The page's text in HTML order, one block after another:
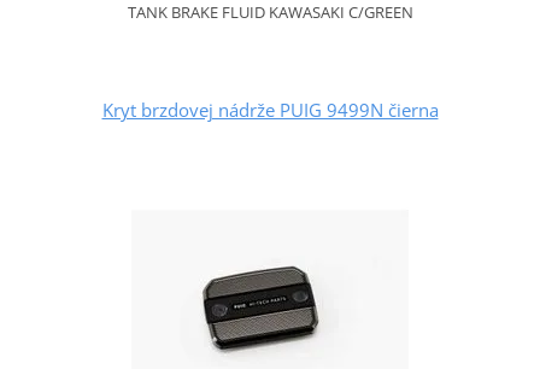
TANK BRAKE FLUID KAWASAKI C/GREEN
Kryt brzdovej nádrže PUIG 9499N čierna